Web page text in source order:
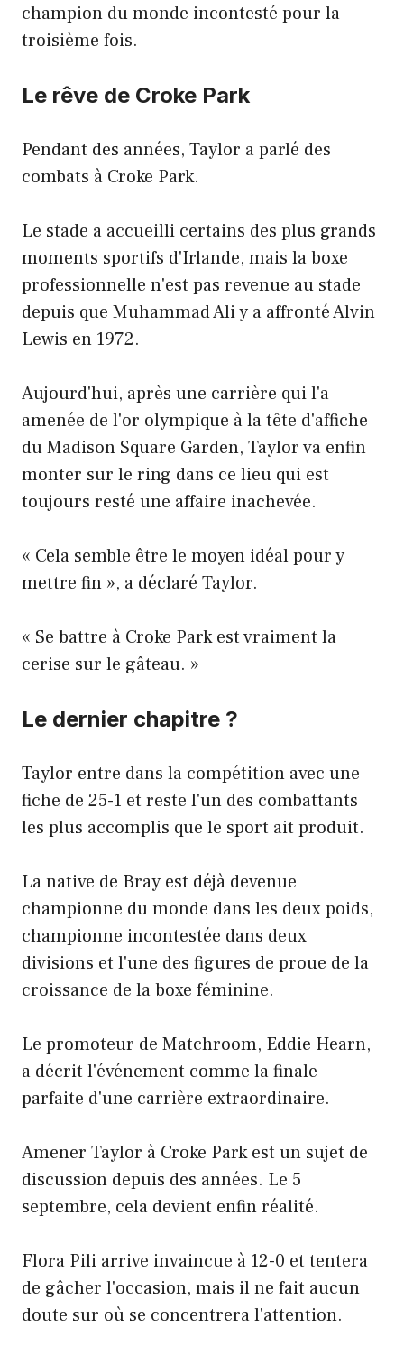
champion du monde incontesté pour la
troisième fois.
Le rêve de Croke Park
Pendant des années, Taylor a parlé des
combats à Croke Park.
Le stade a accueilli certains des plus grands
moments sportifs d'Irlande, mais la boxe
professionnelle n'est pas revenue au stade
depuis que Muhammad Ali y a affronté Alvin
Lewis en 1972.
Aujourd'hui, après une carrière qui l'a
amenée de l'or olympique à la tête d'affiche
du Madison Square Garden, Taylor va enfin
monter sur le ring dans ce lieu qui est
toujours resté une affaire inachevée.
« Cela semble être le moyen idéal pour y
mettre fin », a déclaré Taylor.
« Se battre à Croke Park est vraiment la
cerise sur le gâteau. »
Le dernier chapitre ?
Taylor entre dans la compétition avec une
fiche de 25-1 et reste l'un des combattants
les plus accomplis que le sport ait produit.
La native de Bray est déjà devenue
championne du monde dans les deux poids,
championne incontestée dans deux
divisions et l'une des figures de proue de la
croissance de la boxe féminine.
Le promoteur de Matchroom, Eddie Hearn,
a décrit l'événement comme la finale
parfaite d'une carrière extraordinaire.
Amener Taylor à Croke Park est un sujet de
discussion depuis des années. Le 5
septembre, cela devient enfin réalité.
Flora Pili arrive invaincue à 12-0 et tentera
de gâcher l'occasion, mais il ne fait aucun
doute sur où se concentrera l'attention.